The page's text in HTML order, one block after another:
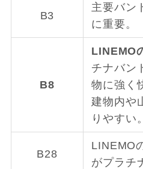
B3
主要バン
に重要。
B8
LINEMO
チナバン
物に強く
建物内や
りやすい。
B28
LINEMO
がプラチ